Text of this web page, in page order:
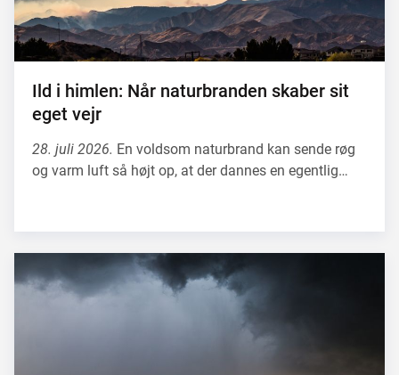
Ild i himlen: Når naturbranden skaber sit
eget vejr
28. juli 2026. En voldsom naturbrand kan sende røg
og varm luft så højt op, at der dannes en egentlig…